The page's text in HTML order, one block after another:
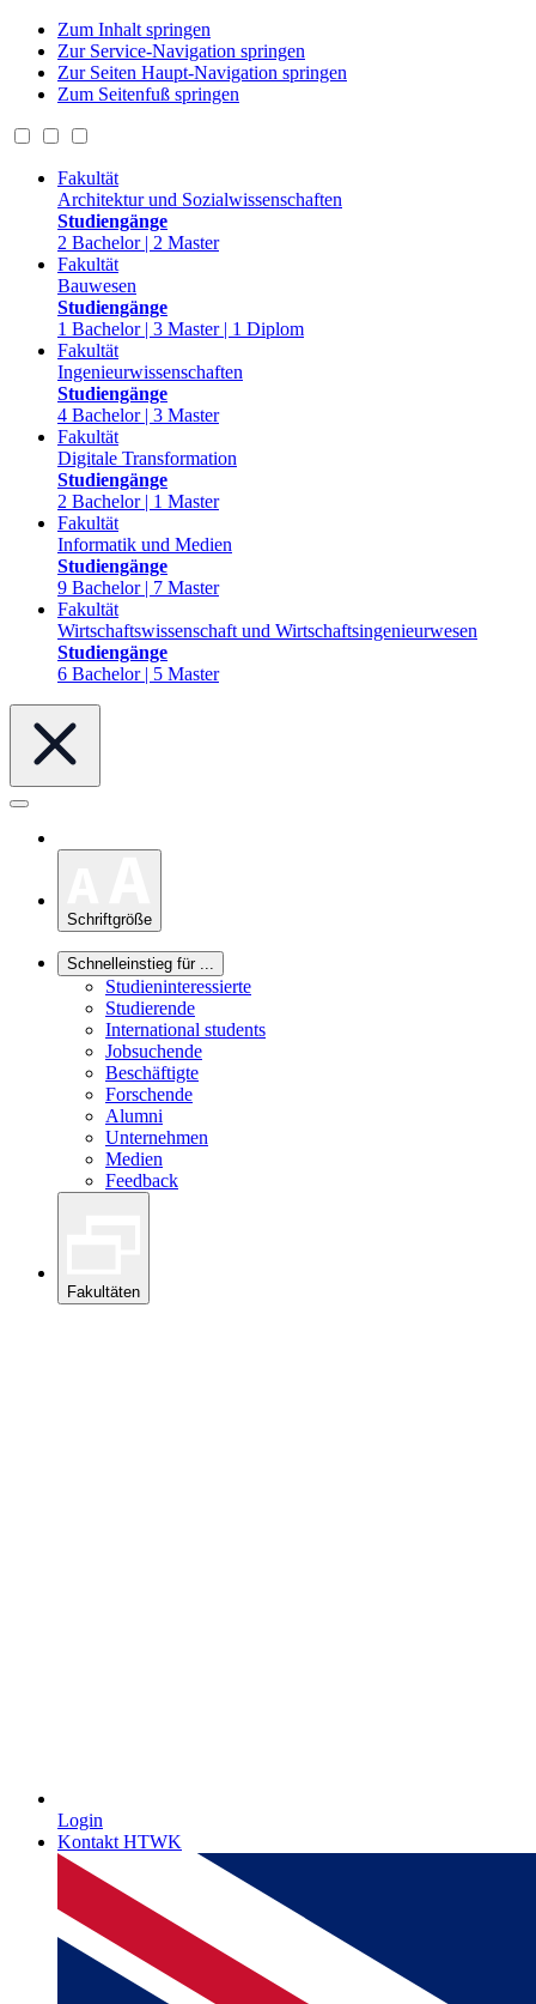
Zum Inhalt springen
Zur Service-Navigation springen
Zur Seiten Haupt-Navigation springen
Zum Seitenfuß springen
Fakultät
Architektur und Sozialwissenschaften
Studiengänge
2 Bachelor | 2 Master
Fakultät
Bauwesen
Studiengänge
1 Bachelor | 3 Master | 1 Diplom
Fakultät
Ingenieurwissenschaften
Studiengänge
4 Bachelor | 3 Master
Fakultät
Digitale Transformation
Studiengänge
2 Bachelor | 1 Master
Fakultät
Informatik und Medien
Studiengänge
9 Bachelor | 7 Master
Fakultät
Wirtschaftswissenschaft und Wirtschaftsingenieurwesen
Studiengänge
6 Bachelor | 5 Master
Schriftgröße
Schnelleinstieg für ...
Studieninteressierte
Studierende
International students
Jobsuchende
Beschäftigte
Forschende
Alumni
Unternehmen
Medien
Feedback
Fakultäten
Login
Kontakt HTWK